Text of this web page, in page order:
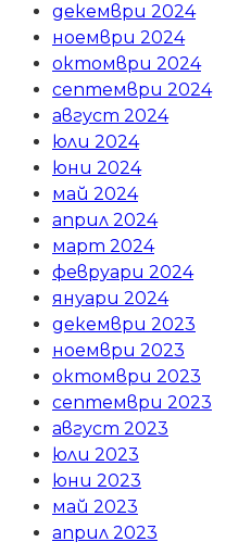
декември 2024
ноември 2024
октомври 2024
септември 2024
август 2024
юли 2024
юни 2024
май 2024
април 2024
март 2024
февруари 2024
януари 2024
декември 2023
ноември 2023
октомври 2023
септември 2023
август 2023
юли 2023
юни 2023
май 2023
април 2023